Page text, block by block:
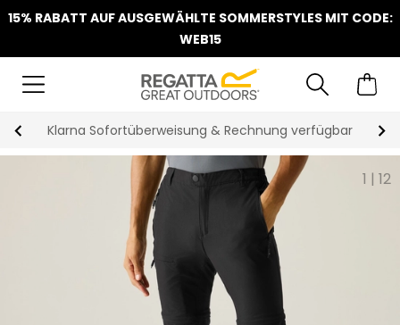
15% RABATT AUF AUSGEWÄHLTE SOMMERSTYLES MIT CODE:
WEB15
Klarna Sofortüberweisung & Rechnung verfügbar
1 | 12